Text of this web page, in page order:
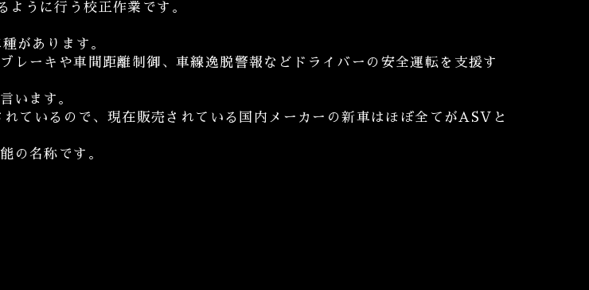
ように行う校正作業です。
があります。
ーキや車間距離制御、車線逸脱警報などドライバーの安全運転を支援す
います。
ているので、現在販売されている国内メーカーの新車はほぼ全てがASVと
の名称です。